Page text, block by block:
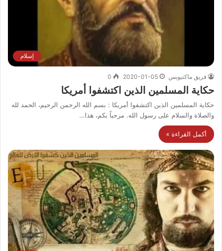
إسلام
فريق ماكتيوبس 2020-01-05
0
حكاية المسلمين الذين اكتشفوا أمريكا
حكاية المسلمين الذين اكتشفوا أمريكا : بسم الله الرحمن الرحيم، الحمد لله
والصلاة والسلام على رسول الله. مرحباً بكم، هذا…
أكمل القراءة »